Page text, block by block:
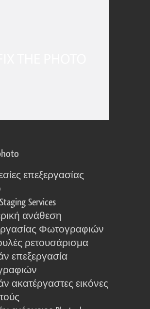
επεξεργασίας
Services
ανάθεση
Φωτογραφιών
ρετουσάρισμα
επεξεργασία
ακατέργαστες εικόνες